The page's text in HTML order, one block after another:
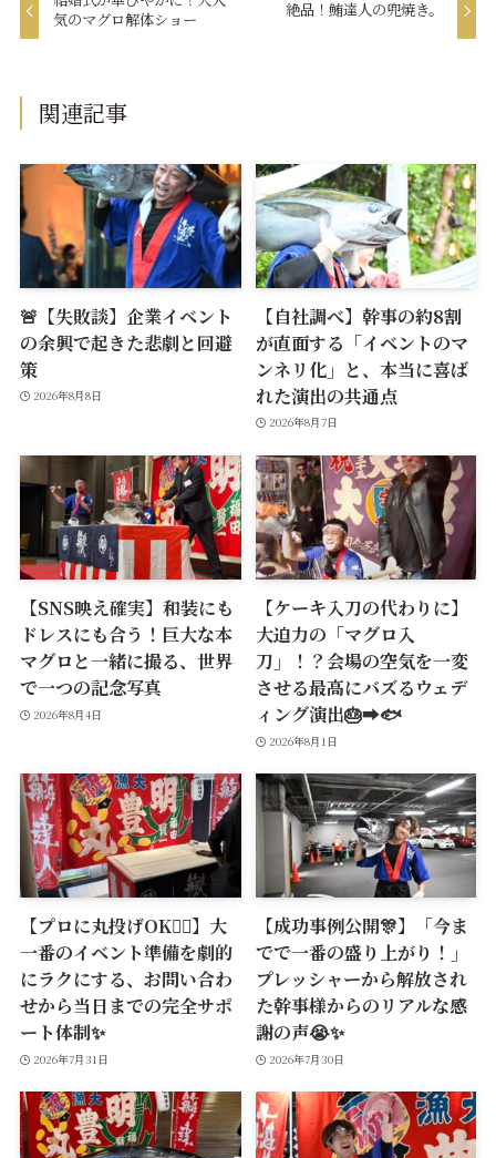
気のマグロ解体ショー
絶品！鮪達人の兜焼き。
関連記事
🚨【失敗談】企業イベント
の余興で起きた悲劇と回避
策
2026年8月8日
【自社調べ】幹事の約8割
が直面する「イベントのマ
ンネリ化」と、本当に喜ば
れた演出の共通点
2026年8月7日
【SNS映え確実】和装にも
ドレスにも合う！巨大な本
マグロと一緒に撮る、世界
で一つの記念写真
2026年8月4日
【ケーキ入刀の代わりに】
大迫力の「マグロ入
刀」！？会場の空気を一変
させる最高にバズるウェデ
ィング演出🎂➡️🐟
2026年8月1日
【プロに丸投げOK🙆‍♂️】大
一番のイベント準備を劇的
にラクにする、お問い合わ
せから当日までの完全サポ
ート体制✨
2026年7月31日
【成功事例公開🎊】「今ま
でで一番の盛り上がり！」
プレッシャーから解放され
た幹事様からのリアルな感
謝の声😭✨
2026年7月30日